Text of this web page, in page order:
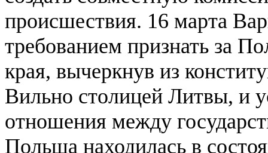
происшествия. 16 марта
требованием признать за
края, вычеркнув из
Вильно столицей Литвы, и
отношения между
Польша находилась в